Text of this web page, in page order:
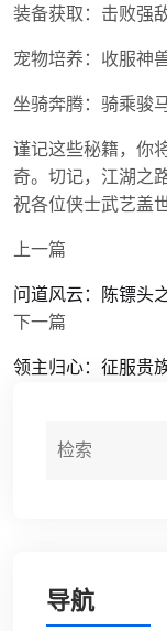
装备获取：击败强
宠物培养：收服神
坐骑奔腾：骑乘骏
谨记这些秘籍，你
奇。切记，江湖之
祝各位侠士武艺盖
上一篇
问道风云：陈镖头
下一篇
领主归心：征服贵
导航